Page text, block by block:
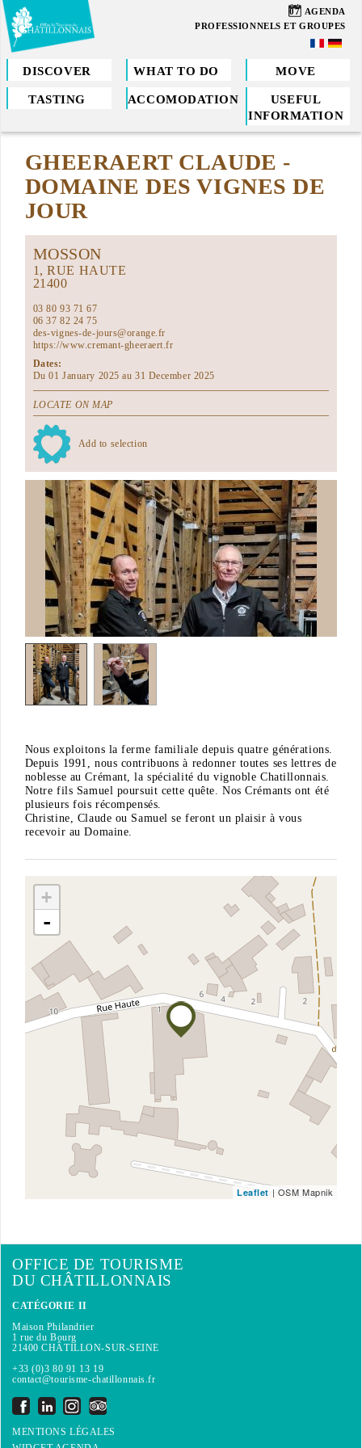
Skip
to
main
content
07 AGENDA
PROFESSIONNELS ET GROUPES
DISCOVER WHAT TO DO MOVE
TASTING ACCOMODATION
USEFUL
INFORMATION
You
are
hereGHEERAERT CLAUDE -
DOMAINE DES VIGNES DE
JOUR
MOSSON
1, RUE HAUTE
21400
03 80 93 71 67
06 37 82 24 75
des-vignes-de-jours@orange.fr
https://www.cremant-gheeraert.fr
Dates:
Du 01 January 2025 au 31 December 2025
LOCATE ON MAP
Add to selection
Nous exploitons la ferme familiale depuis quatre générations.
Depuis 1991, nous contribuons à redonner toutes ses lettres de
noblesse au Crémant, la spécialité du vignoble Chatillonnais.
Notre fils Samuel poursuit cette quête. Nos Crémants ont été
plusieurs fois récompensés.
Christine, Claude ou Samuel se feront un plaisir à vous
recevoir au Domaine.
+
-
Leaflet | OSM Mapnik
OFFICE DE TOURISME
DU CHÂTILLONNAIS
CATÉGORIE II
Maison Philandrier
1 rue du Bourg
21400 CHÂTILLON-SUR-SEINE
+33 (0)3 80 91 13 19
contact@tourisme-chatillonnais.fr
MENTIONS LÉGALES